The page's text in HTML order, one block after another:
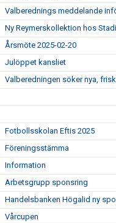
Valberednings meddelande
Ny Reymerskollektion hos
Årsmöte 2025-02-20
Julöppet kansliet
Valberedningen söker nya,
Fotbollsskolan Eftis 2025
Föreningsstämma
Information
Arbetsgrupp sponsring
Handelsbanken Högalid ny
Vårcupen